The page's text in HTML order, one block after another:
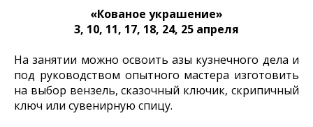
«Кованое украшение»
3, 10, 11, 17, 18, 24, 25 апреля
На занятии можно освоить азы кузнечного дела и
под руководством опытного мастера изготовить
на выбор вензель, сказочный ключик, скрипичный
ключ или сувенирную спицу.